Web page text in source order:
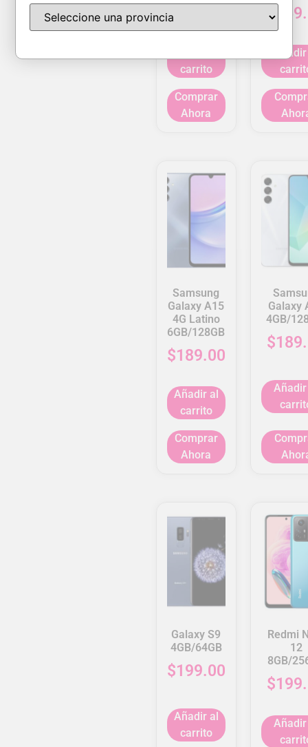
$
carrito
Comprar
Ahora
$
Samsung
Galaxy A15
4G Latino
6GB/128GB
$189.00
Añadir al
carrito
Comprar
Ahora
Galaxy
4GB/
$
Galaxy S9
4GB/64GB
$199.00
Añadir al
carrito
Redmi
12
8GB/
$